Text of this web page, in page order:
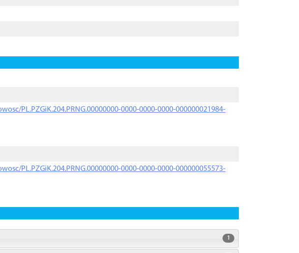
PL.PZGiK.204.PRNG.00000000-0000-0000-0000-000000021984-
PL.PZGiK.204.PRNG.00000000-0000-0000-0000-000000055573-
1